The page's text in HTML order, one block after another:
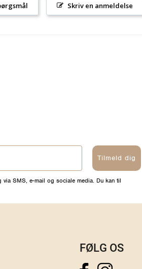
Skriv en anmeldelse
Tilmeld dig
SMS, e-mail og sociale media. Du kan til
FØLG OS